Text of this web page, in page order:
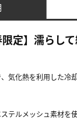
限定】濡らし
気化熱を利用した冷
テルメッシュ素材を